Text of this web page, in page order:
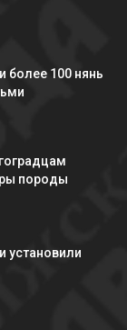
более 100 нянь
породы
установили